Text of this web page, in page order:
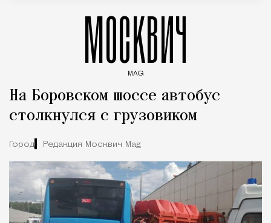
МОСКВИЧ
MAG
На Боровском шоссе автобус
столкнулся с грузовиком
Город Редакция Москвич Mag